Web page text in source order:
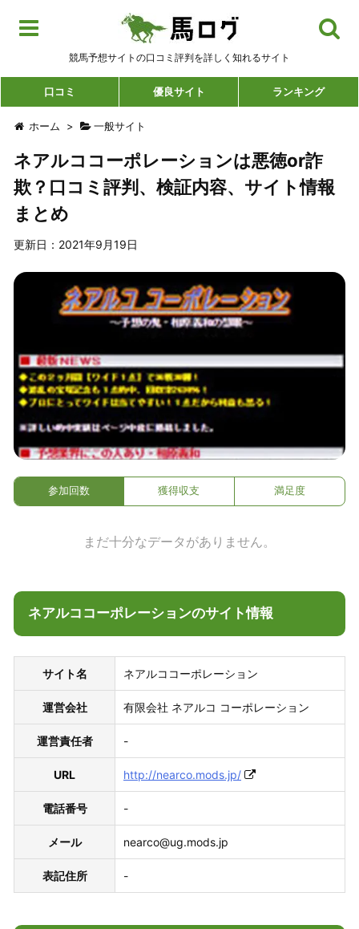
競馬予想サイトの口コミ評判を詳しく知れるサイト
口コミ 優良サイト ランキング
ホーム > 一般サイト
ネアルココーポレーションは悪徳or詐
欺？口コミ評判、検証内容、サイト情報
まとめ
更新日：2021年9月19日
参加回数 獲得収支 満足度
まだ十分なデータがありません。
ネアルココーポレーションのサイト情報
サイト名 ネアルココーポレーション
運営会社 有限会社 ネアルコ コーポレーション
運営責任者 -
URL http://nearco.mods.jp/
電話番号 -
メール nearco@ug.mods.jp
表記住所 -